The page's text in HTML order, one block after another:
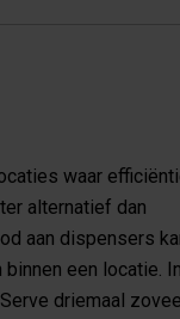
waar
alternatief dan
aan dispensers
een locatie. In
driemaal zoveel